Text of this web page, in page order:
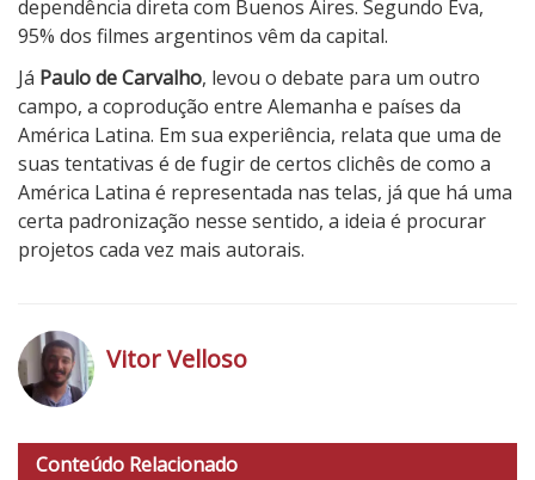
dependência direta com Buenos Aires. Segundo Eva,
95% dos filmes argentinos vêm da capital.
Já Paulo de Carvalho, levou o debate para um outro
campo, a coprodução entre Alemanha e países da
América Latina. Em sua experiência, relata que uma de
suas tentativas é de fugir de certos clichês de como a
América Latina é representada nas telas, já que há uma
certa padronização nesse sentido, a ideia é procurar
projetos cada vez mais autorais.
t
Vitor Velloso
Conteúdo Relacionado